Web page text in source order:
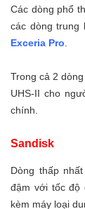
Các dòng phổ
các dòng trung
Exceria Pro
Trong cả 2
UHS-II cho
chính.
Sandisk
Dòng thấp
đậm với tốc độ
kèm máy loại